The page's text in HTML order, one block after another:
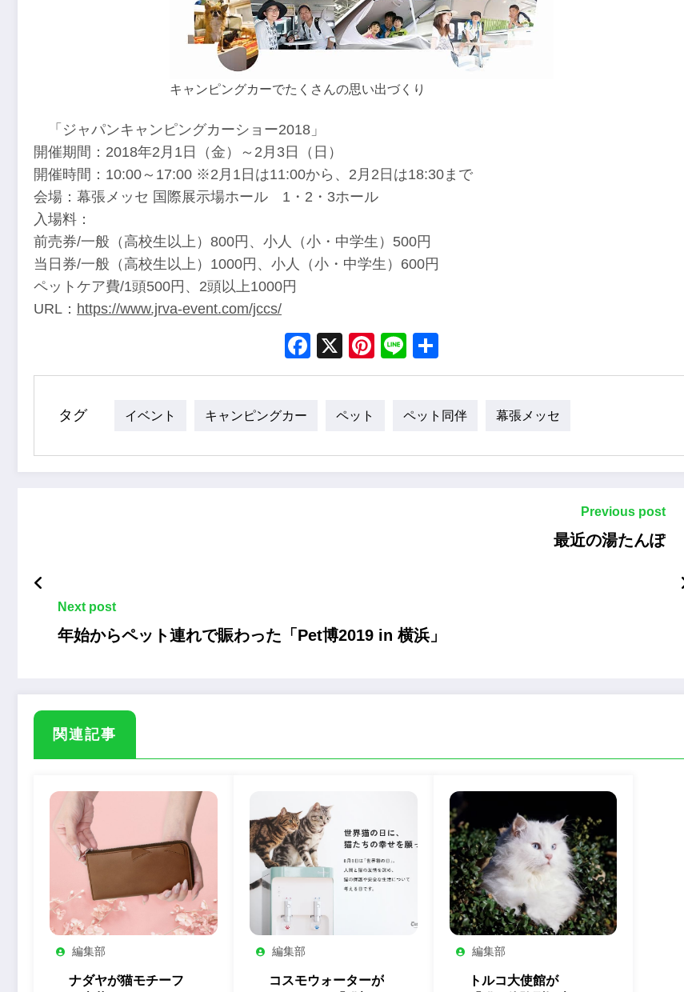
キャンピングカーでたくさんの思い出づくり
「ジャパンキャンピングカーショー2018」
開催期間：2018年2月1日（金）～2月3日（日）
開催時間：10:00～17:00 ※2月1日は11:00から、2月2日は18:30まで
会場：幕張メッセ 国際展示場ホール 1・2・3ホール
入場料：
前売券/一般（高校生以上）800円、小人（小・中学生）500円
当日券/一般（高校生以上）1000円、小人（小・中学生）600円
ペットケア費/1頭500円、2頭以上1000円
URL： https://www.jrva-event.com/jccs/
Facebook
X Pinterest
Line
タグ イベント キャンピングカー ペット ペット同伴 幕張メッセ
Previous post
最近の湯たんぽ
Next post
年始からペット連れで賑わった「Pet博2019 in 横浜」
関連記事
編集部
ナダヤが猫モチーフ
編集部
コスモウォーターが
編集部
トルコ大使館が